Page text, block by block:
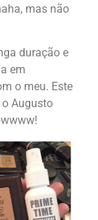
mas não
duração e
em
o meu. Este
Augusto